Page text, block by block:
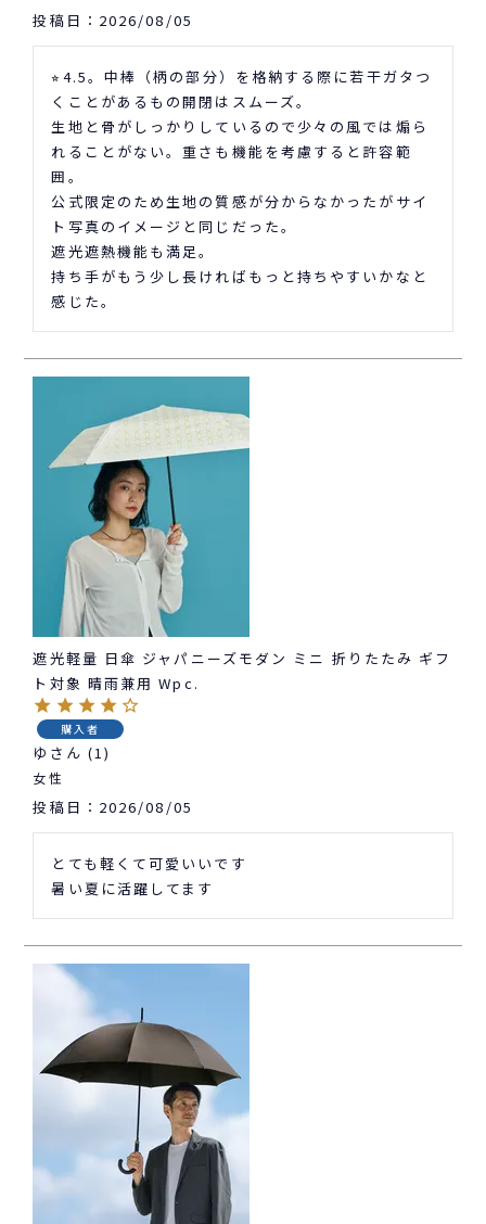
投稿日 2026/08/05
⭐︎4.5。中棒（柄の部分）を格納する際に若干ガタつ
くことがあるもの開閉はスムーズ。
生地と骨がしっかりしているので少々の風では煽ら
れることがない。重さも機能を考慮すると許容範
囲。
公式限定のため生地の質感が分からなかったがサイ
ト写真のイメージと同じだった。
遮光遮熱機能も満足。
持ち手がもう少し長ければもっと持ちやすいかなと
感じた。
遮光軽量 日傘 ジャパニーズモダン ミニ 折りたたみ ギフ
ト対象 晴雨兼用 Wpc.
購入者
ゆ 1
女性
投稿日 2026/08/05
とても軽くて可愛いいです
暑い夏に活躍してます